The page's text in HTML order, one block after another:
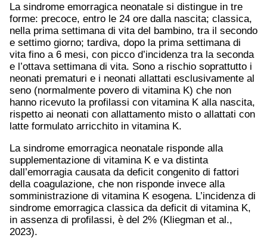
La sindrome emorragica neonatale si distingue in tre
forme: precoce, entro le 24 ore dalla nascita; classica,
nella prima settimana di vita del bambino, tra il secondo
e settimo giorno; tardiva, dopo la prima settimana di
vita fino a 6 mesi, con picco d’incidenza tra la seconda
e l’ottava settimana di vita. Sono a rischio soprattutto i
neonati prematuri e i neonati allattati esclusivamente al
seno (normalmente povero di vitamina K) che non
hanno ricevuto la profilassi con vitamina K alla nascita,
rispetto ai neonati con allattamento misto o allattati con
latte formulato arricchito in vitamina K.
La sindrome emorragica neonatale risponde alla
supplementazione di vitamina K e va distinta
dall’emorragia causata da deficit congenito di fattori
della coagulazione, che non risponde invece alla
somministrazione di vitamina K esogena. L’incidenza di
sindrome emorragica classica da deficit di vitamina K,
in assenza di profilassi, è del 2% (Kliegman et al.,
2023).